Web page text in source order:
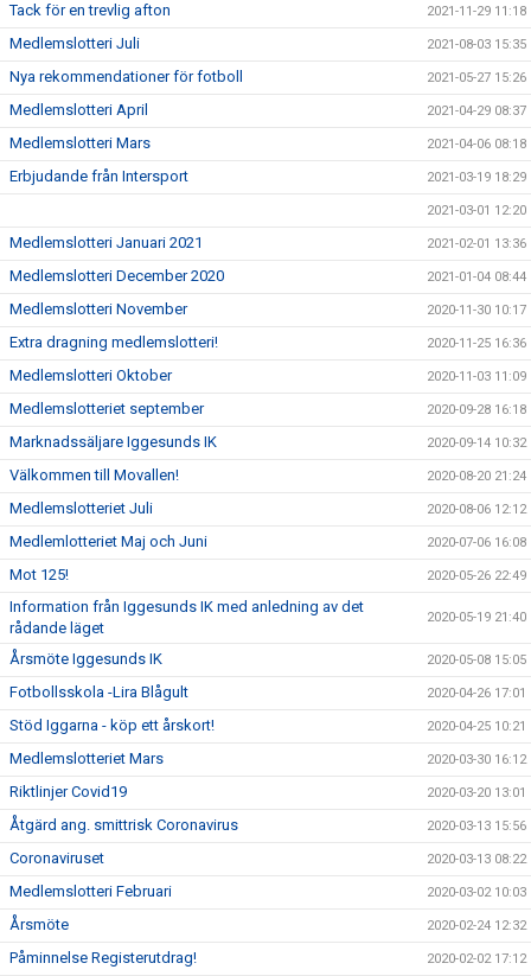
Tack för en trevlig afton 2021-11-29 11:18
Medlemslotteri Juli 2021-08-03 15:35
Nya rekommendationer för fotboll 2021-05-27 15:26
Medlemslotteri April 2021-04-29 08:37
Medlemslotteri Mars 2021-04-06 08:18
Erbjudande från Intersport 2021-03-19 18:29
2021-03-01 12:20
Medlemslotteri Januari 2021 2021-02-01 13:36
Medlemslotteri December 2020 2021-01-04 08:44
Medlemslotteri November 2020-11-30 10:17
Extra dragning medlemslotteri! 2020-11-25 16:36
Medlemslotteri Oktober 2020-11-03 11:09
Medlemslotteriet september 2020-09-28 16:18
Marknadssäljare Iggesunds IK 2020-09-14 10:32
Välkommen till Movallen! 2020-08-20 21:24
Medlemslotteriet Juli 2020-08-06 12:12
Medlemlotteriet Maj och Juni 2020-07-06 16:08
Mot 125! 2020-05-26 22:49
Information från Iggesunds IK med anledning av det
rådande läget
2020-05-19 21:40
Årsmöte Iggesunds IK 2020-05-08 15:05
Fotbollsskola -Lira Blågult 2020-04-26 17:01
Stöd Iggarna - köp ett årskort! 2020-04-25 10:21
Medlemslotteriet Mars 2020-03-30 16:12
Riktlinjer Covid19 2020-03-20 13:01
Åtgärd ang. smittrisk Coronavirus 2020-03-13 15:56
Coronaviruset 2020-03-13 08:22
Medlemslotteri Februari 2020-03-02 10:03
Årsmöte 2020-02-24 12:32
Påminnelse Registerutdrag! 2020-02-02 17:12